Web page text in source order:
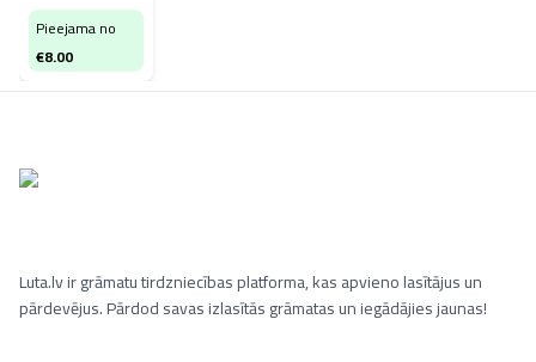
Pieejama no
€8.00
Luta.lv ir grāmatu tirdzniecības platforma, kas apvieno lasītājus un
pārdevējus. Pārdod savas izlasītās grāmatas un iegādājies jaunas!